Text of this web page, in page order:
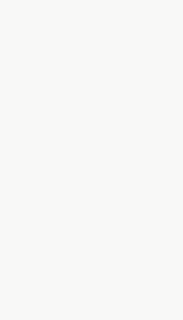
его сердце
твой глубокий ум и
ты
поддержку, ты